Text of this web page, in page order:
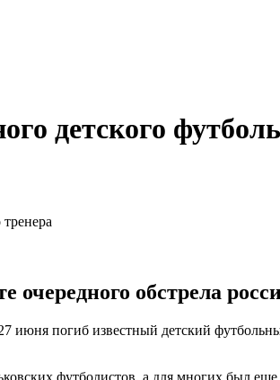
детского
очередного обстрела
июня погиб известный детский
футболистов, а для многих был